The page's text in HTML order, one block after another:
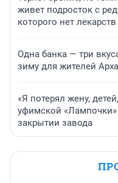
живет подросток с
которого нет лекарств
Одна банка — три
зиму для жителей
«Я потерял жену,
уфимской «Лампочки»
закрытии завода